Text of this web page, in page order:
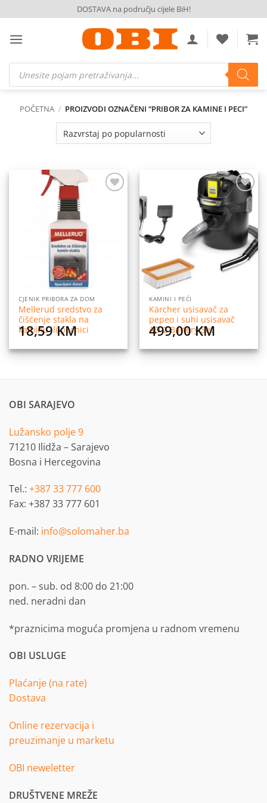
to
content
DOSTAVA na području cijele BiH!
Products
search
POČETNA / PROIZVODI OZNAČENI “PRIBOR ZA KAMINE I PECI”
CJENIK PRIBORA ZA DOM
Mellerud sredstvo za
čišćenje stakla na
kaminu ili pećnici
18,59KM
Dodaj
na
listu
želja
KAMINI I PEĆI
Kärcher usisavač za
pepeo i suhi usisavač
AD 2 Battery Set
499,00KM
OBI SARAJEVO
Lužansko polje 9
71210 Ilidža – Sarajevo
Bosna i Hercegovina
Tel.: +387 33 777 600
Fax: +387 33 777 601
E-mail: info@solomaher.ba
RADNO VRIJEME
pon. – sub. od 8:00 do 21:00
ned. neradni dan
*praznicima moguća promjena u radnom vremenu
OBI USLUGE
Plaćanje (na rate)
Dostava
Online rezervacija i
preuzimanje u marketu
OBI neweletter
DRUŠTVENE MREŽE